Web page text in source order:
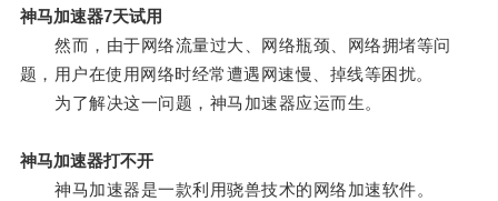
神马加速器7天试用
然而，由于网络流量过大、网络瓶颈、网络拥堵等问
题，用户在使用网络时经常遭遇网速慢、掉线等困扰。
为了解决这一问题，神马加速器应运而生。
神马加速器打不开
神马加速器是一款利用骁兽技术的网络加速软件。